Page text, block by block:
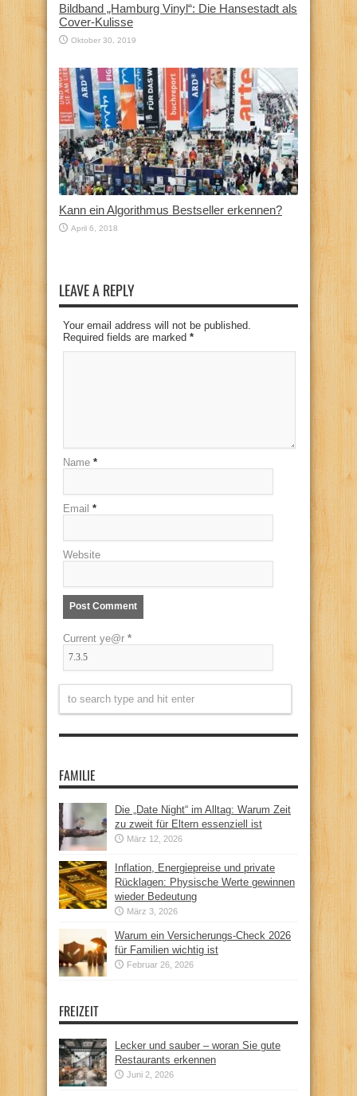
Bildband „Hamburg Vinyl“: Die Hansestadt als
Cover-Kulisse
Oktober 30, 2019
Kann ein Algorithmus Bestseller erkennen?
April 6, 2018
LEAVE A REPLY
Your email address will not be published.
Required fields are marked *
Name *
Email *
Website
Current ye@r *
FAMILIE
Die „Date Night“ im Alltag: Warum Zeit
zu zweit für Eltern essenziell ist
März 12, 2026
Inflation, Energiepreise und private
Rücklagen: Physische Werte gewinnen
wieder Bedeutung
März 3, 2026
Warum ein Versicherungs-Check 2026
für Familien wichtig ist
Februar 26, 2026
FREIZEIT
Lecker und sauber – woran Sie gute
Restaurants erkennen
Juni 2, 2026